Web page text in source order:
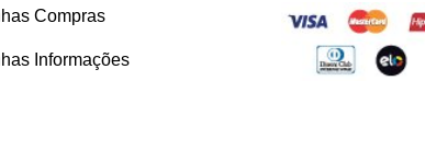
Compras
Informações